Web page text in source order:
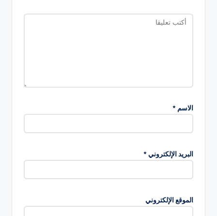
الاسم *
البريد الإلكتروني *
الموقع الإلكتروني